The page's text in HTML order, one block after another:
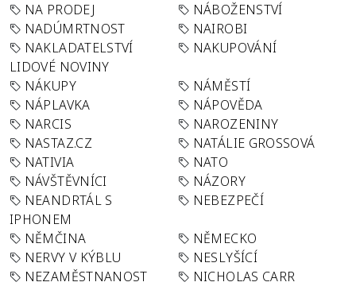
NA PRODEJ
NÁBOŽENSTVÍ
NADÚMRTNOST
NAIROBI
NAKLADATELSTVÍ
LIDOVÉ NOVINY
NAKUPOVÁNÍ
NÁKUPY
NÁMĚSTÍ
NÁPLAVKA
NÁPOVĚDA
NARCIS
NAROZENINY
NASTAZ.CZ
NATÁLIE GROSSOVÁ
NATIVIA
NATO
NÁVŠTĚVNÍCI
NÁZORY
NEANDRTÁL S
IPHONEM
NEBEZPEČÍ
NĚMČINA
NĚMECKO
NERVY V KÝBLU
NESLYŠÍCÍ
NEZAMĚSTNANOST
NICHOLAS CARR